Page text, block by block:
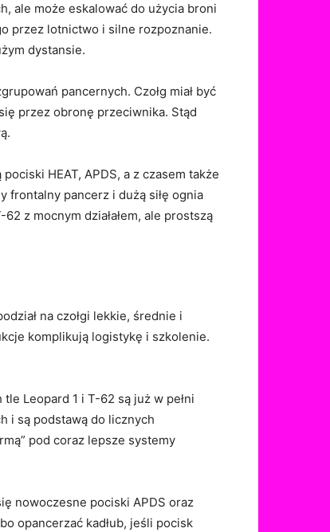
ale może eskalować do użycia broni
przez lotnictwo i silne rozpoznanie.
dystansie.
pancernych. Czołg miał być
przez obronę przeciwnika. Stąd
HEAT, APDS, a z czasem także
frontalny pancerz i dużą siłę ognia
z mocnym działałem, ale prostszą
na czołgi lekkie, średnie i
komplikują logistykę i szkolenie.
Leopard 1 i T-62 są już w pełni
i są podstawą do licznych
pod coraz lepsze systemy
nowoczesne pociski APDS oraz
opancerzać kadłub, jeśli pocisk